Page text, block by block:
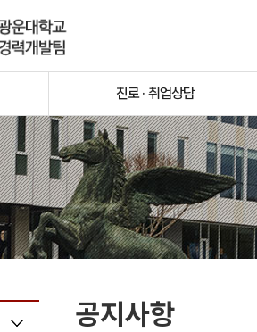
진로 · 취업상담
공지사항